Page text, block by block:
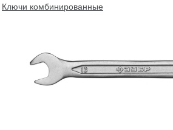
Ключи комбинированные